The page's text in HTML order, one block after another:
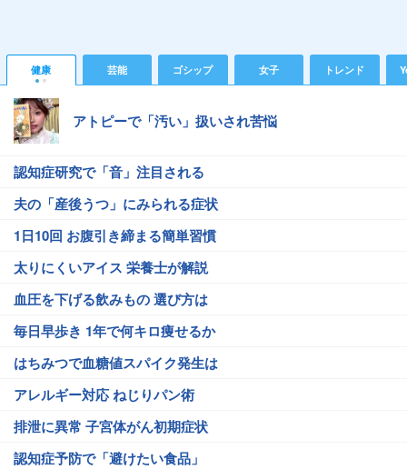
健康 芸能 ゴシップ 女子 トレンド
アトピーで「汚い」扱いされ苦悩
認知症研究で「音」注目される
夫の「産後うつ」にみられる症状
1日10回 お腹引き締まる簡単習慣
太りにくいアイス 栄養士が解説
血圧を下げる飲みもの 選び方は
毎日早歩き 1年で何キロ痩せるか
はちみつで血糖値スパイク発生は
アレルギー対応 ねじりパン術
排泄に異常 子宮体がん初期症状
認知症予防で「避けたい食品」